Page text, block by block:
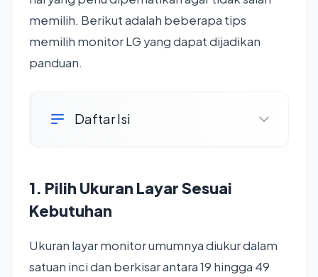
memilih. Berikut adalah beberapa tips
memilih monitor LG yang dapat dijadikan
panduan.
Daftar Isi
1. Pilih Ukuran Layar Sesuai
Kebutuhan
Ukuran layar monitor umumnya diukur dalam
satuan inci dan berkisar antara 19 hingga 49